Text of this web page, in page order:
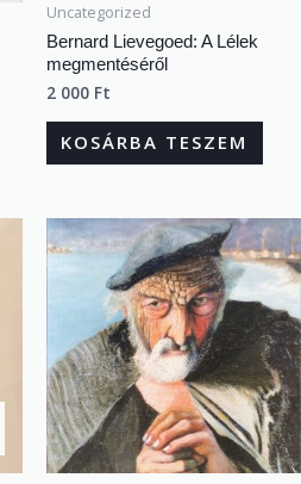
Uncategorized
Bernard Lievegoed: A Lélek
megmentéséről
2 000 Ft
KOSÁRBA TESZEM